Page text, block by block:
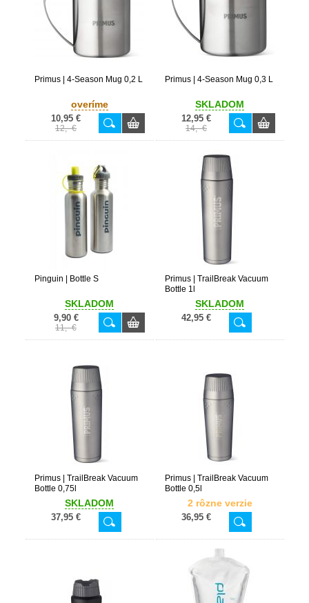
Primus | 4-Season Mug 0,2 L
overíme
10,95 €
12,- €
Primus | 4-Season Mug 0,3 L
SKLADOM
12,95 €
14,- €
Pinguin | Bottle S
SKLADOM
9,90 €
11,- €
Primus | TrailBreak Vacuum
Bottle 1l
SKLADOM
42,95 €
Primus | TrailBreak Vacuum
Bottle 0,75l
SKLADOM
37,95 €
Primus | TrailBreak Vacuum
Bottle 0,5l
2 rôzne verzie
36,95 €